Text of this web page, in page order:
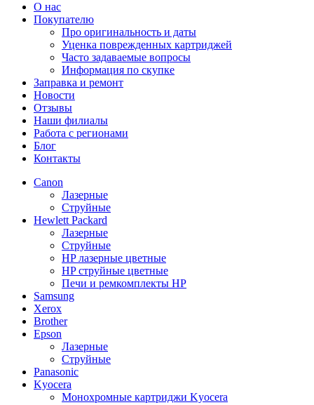
О нас
Покупателю
Про оригинальность и даты
Уценка поврежденных картриджей
Часто задаваемые вопросы
Информация по скупке
Заправка и ремонт
Новости
Отзывы
Наши филиалы
Работа с регионами
Блог
Контакты
Canon
Лазерные
Струйные
Hewlett Packard
Лазерные
Струйные
HP лазерные цветные
HP струйные цветные
Печи и ремкомплекты HP
Samsung
Xerox
Brother
Epson
Лазерные
Струйные
Panasonic
Kyocera
Монохромные картриджи Kyocera